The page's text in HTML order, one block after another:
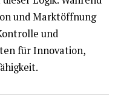
und Marktöffnung
und
für Innovation,